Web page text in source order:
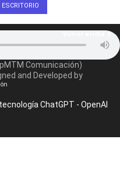
Comunicación)
and Developed by
ChatGPT - OpenAI